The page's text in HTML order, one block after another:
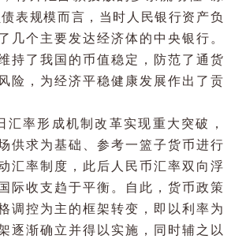
美元的汇率稳定维持在8.28元人
。这可被视为一种以汇率为锚的政
以外汇占款为主，央行资产负债
同时我们通过上调法定存款准备
，将外汇占款投放的多余流动性“
债表规模而言，当时人民银行资
几个主要发达经济体的中央银行
持了我国的币值稳定，防范了通
险，为经济平稳健康发展作出了
汇率形成机制改革实现重大突破